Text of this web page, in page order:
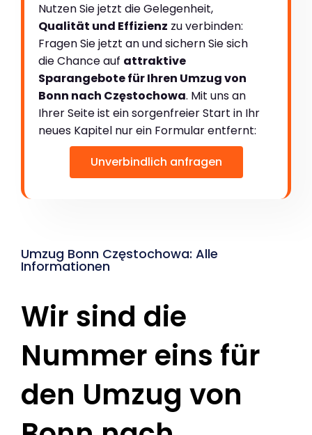
Nutzen Sie jetzt die Gelegenheit,
Qualität und Effizienz zu verbinden:
Fragen Sie jetzt an und sichern Sie sich
die Chance auf attraktive
Sparangebote für Ihren Umzug von
Bonn nach Częstochowa. Mit uns an
Ihrer Seite ist ein sorgenfreier Start in Ihr
neues Kapitel nur ein Formular entfernt:
Unverbindlich anfragen
Umzug Bonn Częstochowa: Alle
Informationen
Wir sind die
Nummer eins für
den Umzug von